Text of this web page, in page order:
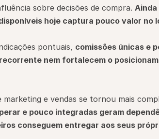
sobre decisões de compra. Ainda
hoje captura pouco valor no
pontuais, comissões únicas e
nem fortalecem o
e vendas se tornou mais
e pouco integradas geram
conseguem entregar aos seus